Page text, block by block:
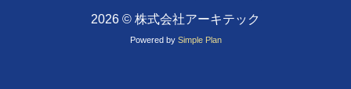
2026 © 株式会社アーキテック
Powered by Simple Plan